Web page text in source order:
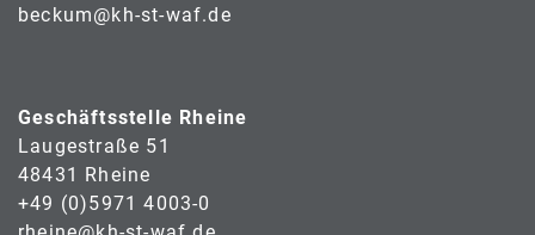
beckum@kh-st-waf.de
Geschäftsstelle Rheine
Laugestraße 51
48431 Rheine
+49 (0)5971 4003-0